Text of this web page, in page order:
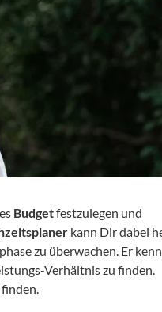
Budget festzulegen und
kann Dir dabei
zu überwachen. Er